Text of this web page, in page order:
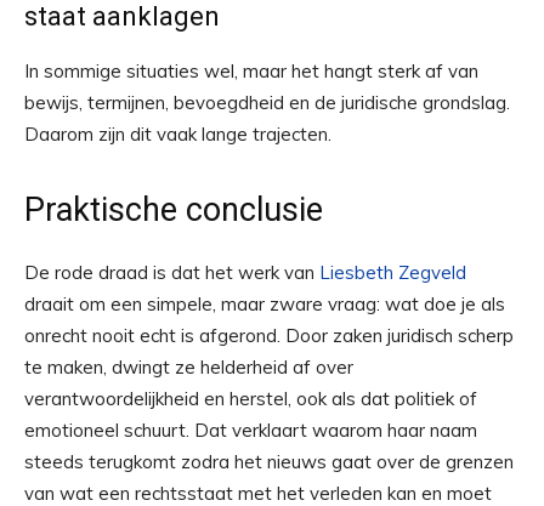
staat aanklagen
In sommige situaties wel, maar het hangt sterk af van
bewijs, termijnen, bevoegdheid en de juridische grondslag.
Daarom zijn dit vaak lange trajecten.
Praktische conclusie
De rode draad is dat het werk van Liesbeth Zegveld
draait om een simpele, maar zware vraag: wat doe je als
onrecht nooit echt is afgerond. Door zaken juridisch scherp
te maken, dwingt ze helderheid af over
verantwoordelijkheid en herstel, ook als dat politiek of
emotioneel schuurt. Dat verklaart waarom haar naam
steeds terugkomt zodra het nieuws gaat over de grenzen
van wat een rechtsstaat met het verleden kan en moet